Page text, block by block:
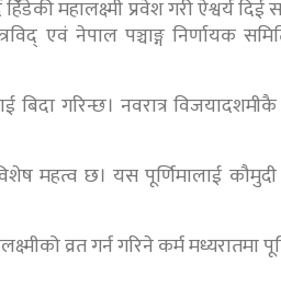
महालक्ष्मी प्रवेश गरी ऐश्वर्य दिई
एवं नेपाल पञ्चाङ्ग निर्णायक
गरिन्छ। नवरात्र
महत्व छ। यस पूर्णिमालाई
व्रत गर्न गरिने कर्म मध्यरातमा